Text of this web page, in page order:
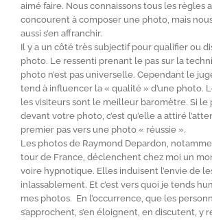
aimé faire. Nous connaissons tous les règles
concourent à composer une photo, mais
aussi s’en affranchir.
Il y a un côté très subjectif pour qualifier ou
photo. Le ressenti prenant le pas sur la
photo n’est pas universelle. Cependant le
tend à influencer la « qualité » d’une photo.
les visiteurs sont le meilleur baromètre. Si le
devant votre photo, c’est qu’elle a attiré
premier pas vers une photo « réussie ».
Les photos de Raymond Depardon,
tour de France, déclenchent chez moi un
voire hypnotique. Elles induisent l’envie de
inlassablement. Et c’est vers quoi je tends
mes photos. En l’occurrence, que les
s’approchent, s’en éloignent, en discutent, y